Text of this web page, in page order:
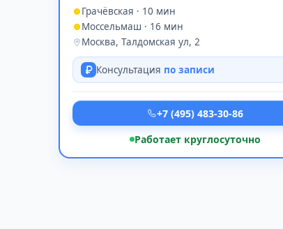
Грачёвская · 10 мин
Моссельмаш · 16 мин
Москва, Талдомская ул, 2
Консультация по записи
+7 (495) 483-30-86
Работает круглосуточно